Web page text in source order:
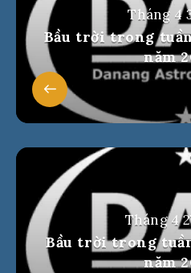
Tháng 4
Bầu trời trong
năm
Tháng 4
Bầu trời trong
năm